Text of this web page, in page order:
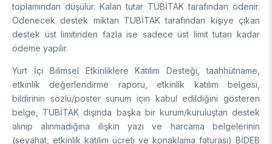
toplamından düşülür. Kalan tutar TÜBİTAK tarafından ödenir.
Ödenecek destek miktarı TÜBİTAK tarafından kişiye çıkan
destek üst limitinden fazla ise sadece üst limit tutarı kadar
ödeme yapılır.
Yurt İçi Bilimsel Etkinliklere Katılım Desteği, taahhütname,
etkinlik değerlendirme raporu, etkinlik katılım belgesi,
bildirinin sözlü/poster sunum için kabul edildiğini gösteren
belge, TÜBİTAK dışında başka bir kurum/kuruluştan destek
alınıp alınmadığına ilişkin yazı ve harcama belgelerinin
(seyahat, etkinlik katılım ücreti ve konaklama faturası) BİDEB